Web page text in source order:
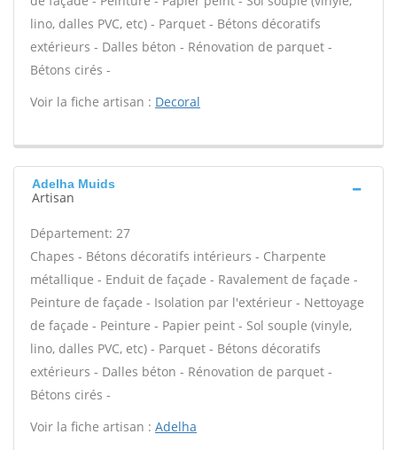
lino, dalles PVC, etc) - Parquet - Bétons décoratifs
extérieurs - Dalles béton - Rénovation de parquet -
Bétons cirés -
Voir la fiche artisan : Decoral
Adelha Muids
Artisan
Département: 27
Chapes - Bétons décoratifs intérieurs - Charpente
métallique - Enduit de façade - Ravalement de façade -
Peinture de façade - Isolation par l'extérieur - Nettoyage
de façade - Peinture - Papier peint - Sol souple (vinyle,
lino, dalles PVC, etc) - Parquet - Bétons décoratifs
extérieurs - Dalles béton - Rénovation de parquet -
Bétons cirés -
Voir la fiche artisan : Adelha